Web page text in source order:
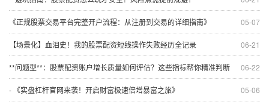
05-07
《正规股票交易平台完整开户流程：从注册到交易的详细指南》
06-21
【场景化】血泪史！我的股票配资短线操作失败经历全记录
06-22
**问题型**：股票配资账户增长质量如何评估？这些指标帮你精准判断
05-06
- 《实盘杠杆官网来袭！开启财富极速倍增暴富之旅》